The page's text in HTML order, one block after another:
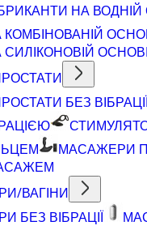
НА ВОДНІЙ
ОСНОВІ
БЕЗ
МАСАЖЕРИ
ВАГІНИ
БЕЗ ВІБРАЦІЇ